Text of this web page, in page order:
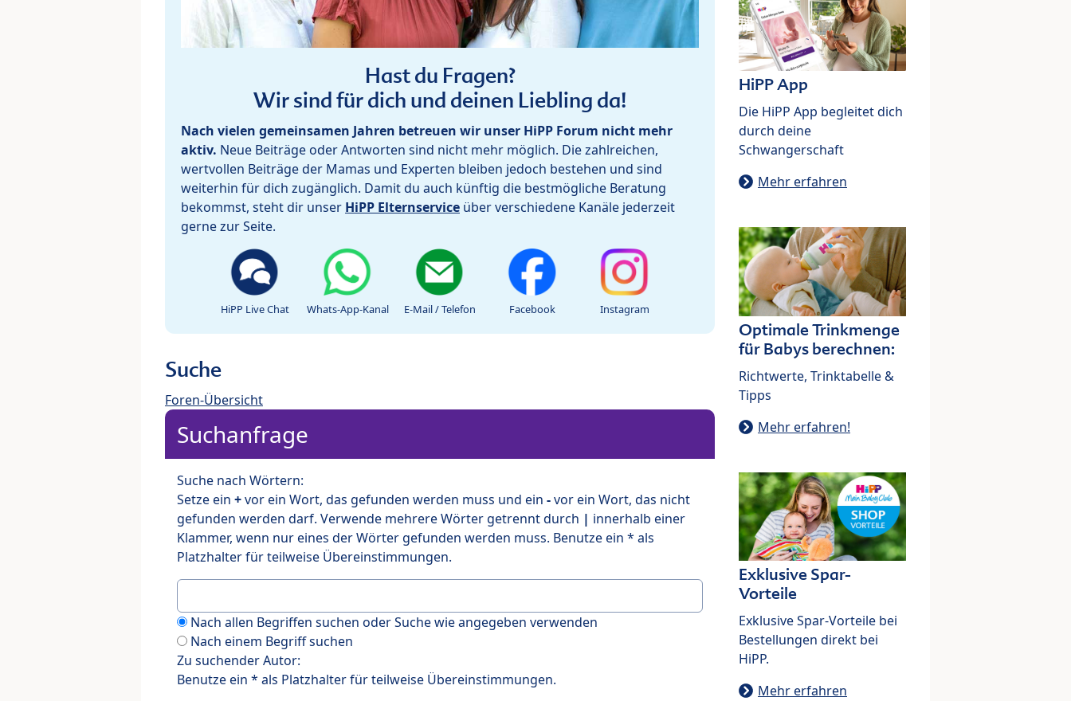
Hast du Fragen?
Wir sind für dich und deinen Liebling da!
Nach vielen gemeinsamen Jahren betreuen wir unser HiPP Forum nicht mehr
aktiv. Neue Beiträge oder Antworten sind nicht mehr möglich. Die zahlreichen,
wertvollen Beiträge der Mamas und Experten bleiben jedoch bestehen und sind
weiterhin für dich zugänglich. Damit du auch künftig die bestmögliche Beratung
bekommst, steht dir unser HiPP Elternservice über verschiedene Kanäle jederzeit
gerne zur Seite.
HiPP Live Chat Whats-App-Kanal E-Mail / Telefon Facebook Instagram
Suche
Foren-Übersicht
Suchanfrage
Suche nach Wörtern:
Setze ein +vor ein Wort, das gefunden werden muss und ein -vor ein Wort, das nicht
gefunden werden darf. Verwende mehrere Wörter getrennt durch | innerhalb einer
Klammer, wenn nur eines der Wörter gefunden werden muss. Benutze ein * als
Platzhalter für teilweise Übereinstimmungen.
Nach allen Begriffen suchen oder Suche wie angegeben verwenden
Nach einem Begriff suchen
Zu suchender Autor:
Benutze ein * als Platzhalter für teilweise Übereinstimmungen.
HiPP App
Die HiPP App begleitet dich
durch deine
Schwangerschaft
Mehr erfahren
Optimale Trinkmenge
für Babys berechnen:
Richtwerte, Trinktabelle &
Tipps
Mehr erfahren!
Exklusive Spar-
Vorteile
Exklusive Spar-Vorteile bei
Bestellungen direkt bei
HiPP.
Mehr erfahren